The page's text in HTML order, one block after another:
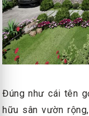
Đúng như cái tên
hữu sân vườn